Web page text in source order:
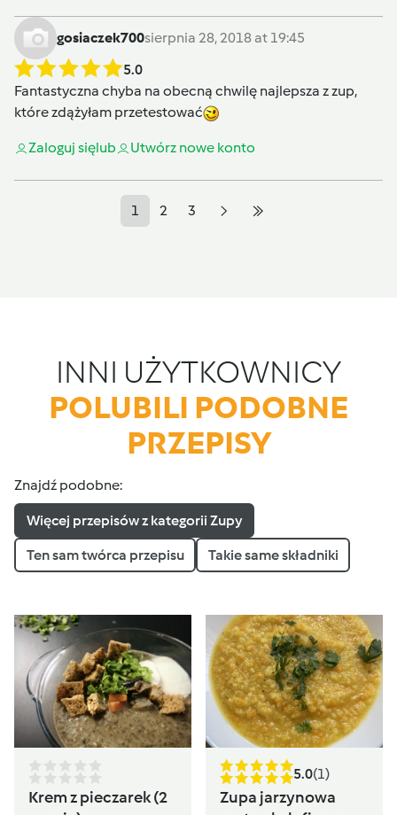
gosiaczek700sierpnia 28, 2018 at 19:45
5.0
Fantastyczna chyba na obecną chwilę najlepsza z zup,
które zdążyłam przetestować
Zaloguj sięlub Utwórz nowe konto
1 2 3
INNI UŻYTKOWNICY
POLUBILI PODOBNE
PRZEPISY
Znajdź podobne:
Więcej przepisów z kategorii Zupy
Ten sam twórca przepisu Takie same składniki
Krem z pieczarek (2
5.0(1)
Zupa jarzynowa